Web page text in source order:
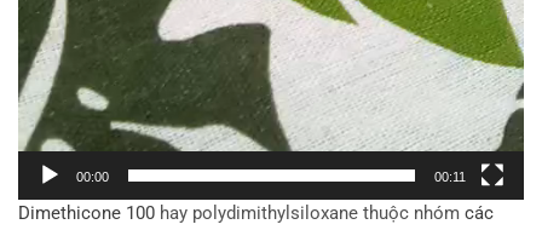
00:00 00:11
Dimethicone 100 hay polydimithylsiloxane thuộc nhóm các